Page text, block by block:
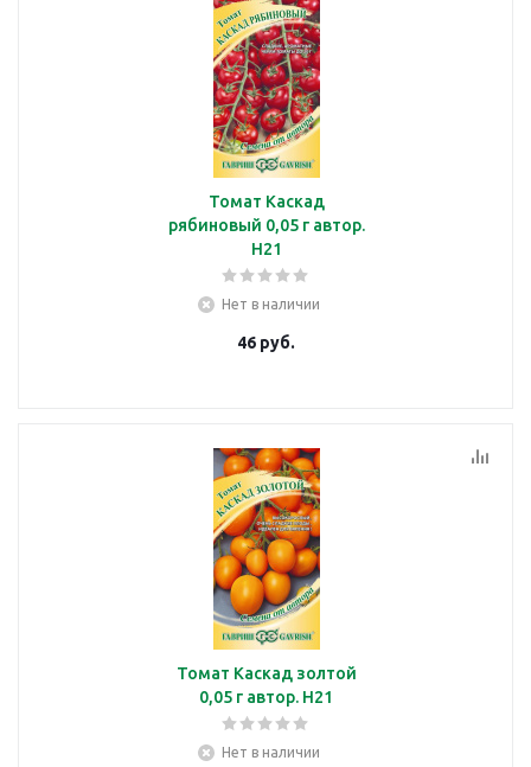
Томат Каскад
рябиновый 0,05 г автор.
Н21
Нет в наличии
46 руб.
Томат Каскад золтой
0,05 г автор. Н21
Нет в наличии